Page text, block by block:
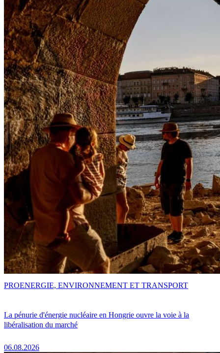
La pénurie d'énergie nucléaire en Hongrie ouvre la voie à la
libéralisation du marché
06.08.2026
PROENERGIE, ENVIRONNEMENT ET TRANSPORT